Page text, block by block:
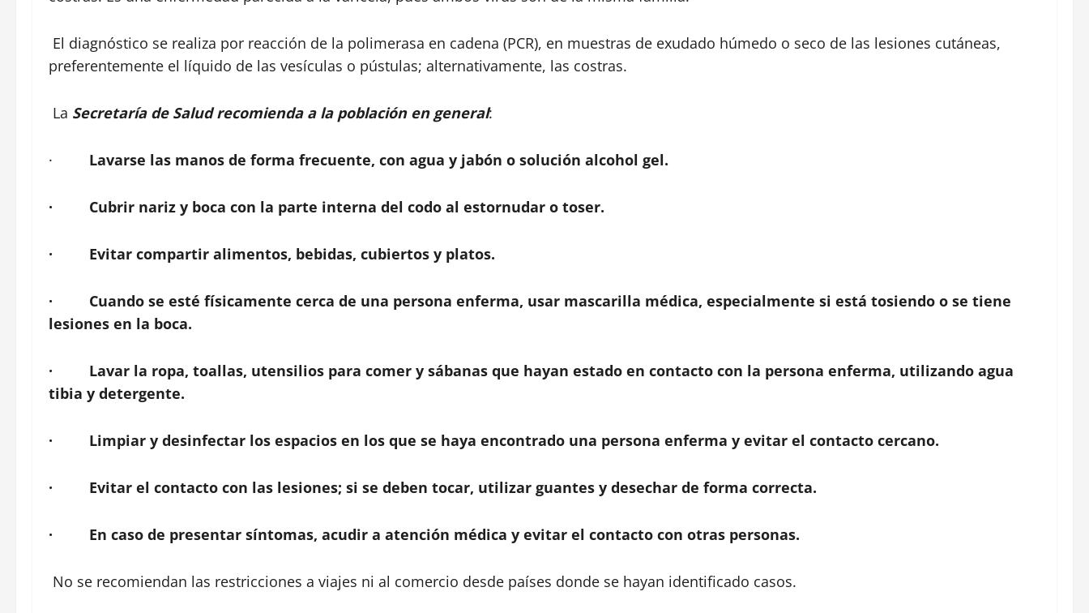
El diagnóstico se realiza por reacción de la polimerasa en cadena (PCR), en muestras de exudado húmedo o seco de las lesiones cutáneas,
preferentemente el líquido de las vesículas o pústulas; alternativamente, las costras.
La Secretaría de Salud recomienda a la población en general:
· Lavarse las manos de forma frecuente, con agua y jabón o solución alcohol gel.
· Cubrir nariz y boca con la parte interna del codo al estornudar o toser.
· Evitar compartir alimentos, bebidas, cubiertos y platos.
· Cuando se esté físicamente cerca de una persona enferma, usar mascarilla médica, especialmente si está tosiendo o se tiene
lesiones en la boca.
· Lavar la ropa, toallas, utensilios para comer y sábanas que hayan estado en contacto con la persona enferma, utilizando agua
tibia y detergente.
· Limpiar y desinfectar los espacios en los que se haya encontrado una persona enferma y evitar el contacto cercano.
· Evitar el contacto con las lesiones; si se deben tocar, utilizar guantes y desechar de forma correcta.
· En caso de presentar síntomas, acudir a atención médica y evitar el contacto con otras personas.
No se recomiendan las restricciones a viajes ni al comercio desde países donde se hayan identificado casos.